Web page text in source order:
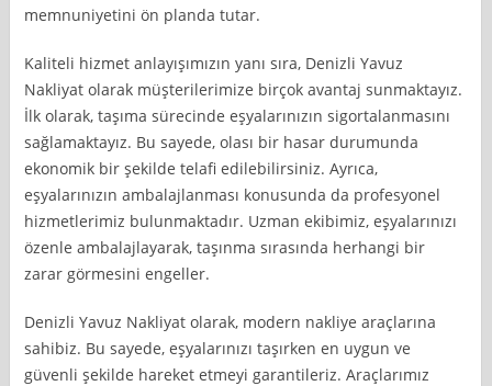
memnuniyetini ön planda tutar.
Kaliteli hizmet anlayışımızın yanı sıra, Denizli Yavuz
Nakliyat olarak müşterilerimize birçok avantaj sunmaktayız.
İlk olarak, taşıma sürecinde eşyalarınızın sigortalanmasını
sağlamaktayız. Bu sayede, olası bir hasar durumunda
ekonomik bir şekilde telafi edilebilirsiniz. Ayrıca,
eşyalarınızın ambalajlanması konusunda da profesyonel
hizmetlerimiz bulunmaktadır. Uzman ekibimiz, eşyalarınızı
özenle ambalajlayarak, taşınma sırasında herhangi bir
zarar görmesini engeller.
Denizli Yavuz Nakliyat olarak, modern nakliye araçlarına
sahibiz. Bu sayede, eşyalarınızı taşırken en uygun ve
güvenli şekilde hareket etmeyi garantileriz. Araçlarımız